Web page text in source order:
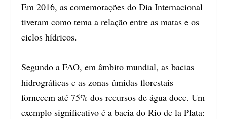
Em 2016, as comemorações do Dia Internacional
tiveram como tema a relação entre as matas e os
ciclos hídricos.
Segundo a FAO, em âmbito mundial, as bacias
hidrográficas e as zonas úmidas florestais
fornecem até 75% dos recursos de água doce. Um
exemplo significativo é a bacia do Rio de la Plata: